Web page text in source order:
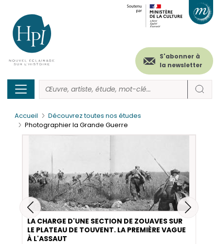
contenu
principal
Menu
secondaire
(header)
S'abonner à
la newsletter
Accueil
Découvrez toutes nos études
Photographier la Grande Guerre
LA CHARGE D'UNE SECTION DE ZOUAVES SUR
LE PLATEAU DE TOUVENT. LA PREMIÈRE VAGUE
À L'ASSAUT